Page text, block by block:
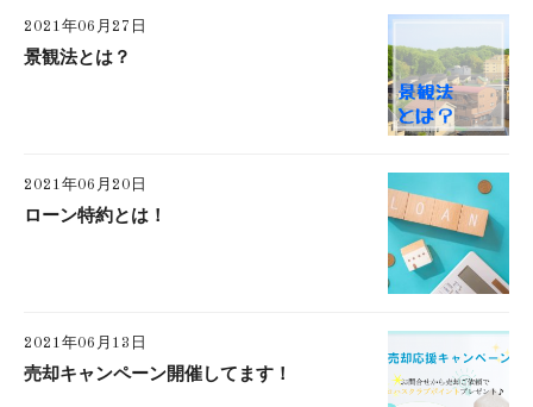
2021年06月27日
景観法とは？
2021年06月20日
ローン特約とは！
2021年06月13日
売却キャンペーン開催してます！